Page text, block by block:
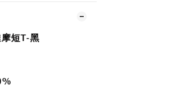
摩短T-黑